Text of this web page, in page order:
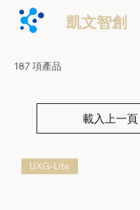
凱文智創
187 項產品
載入上一頁
UXG-Lite